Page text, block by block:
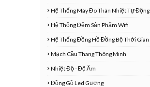
Hệ Thống Máy Đo Thân Nhiệt Tự Động
Hệ Thống Đếm Sản Phẩm Wifi
Hệ Thống Đồng Hồ Đồng Bộ Thời Gian
Mạch Cầu Thang Thông Minh
Nhiệt Độ - Độ Ẩm
Đồng Gồ Led Gương